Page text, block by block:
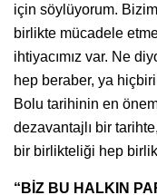
için söylüyorum.
birlikte mücadele
ihtiyacımız var. Ne
hep beraber, ya
Bolu tarihinin en
dezavantajlı bir
bir birlikteliği hep
“BİZ BU HALKIN